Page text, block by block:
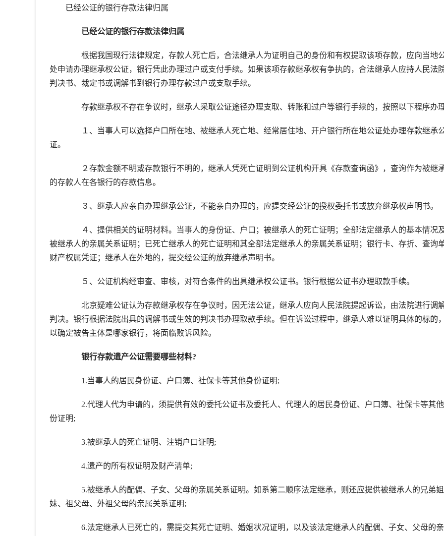
已经公证的银行存款法律归属
已经公证的银行存款法律归属
根据我国现行法律规定，存款人死亡后，合法继承人为证明自己的身份和有权提取该项存款，应向当地
处申请办理继承权公证，银行凭此办理过户或支付手续。如果该项存款继承权有争执的，合法继承人应持人民法
判决书、裁定书或调解书到银行办理存款过户或支取手续。
存款继承权不存在争议时，继承人采取公证途径办理支取、转账和过户等银行手续的，按照以下程序办理
１、当事人可以选择户口所在地、被继承人死亡地、经常居住地、开户银行所在地公证处办理存款继承
证。
２存款金额不明或存款银行不明的，继承人凭死亡证明到公证机构开具《存款查询函》，查询作为被继
的存款人在各银行的存款信息。
３、继承人应亲自办理继承公证，不能亲自办理的，应提交经公证的授权委托书或放弃继承权声明书。
４、提供相关的证明材料。当事人的身份证、户口；被继承人的死亡证明；全部法定继承人的基本情况
被继承人的亲属关系证明；已死亡继承人的死亡证明和其全部法定继承人的亲属关系证明；银行卡、存折、查询
财产权属凭证；继承人在外地的，提交经公证的放弃继承声明书。
５、公证机构经审查、审核，对符合条件的出具继承权公证书。银行根据公证书办理取款手续。
北京疑难公证认为存款继承权存在争议时，因无法公证，继承人应向人民法院提起诉讼，由法院进行调
判决。银行根据法院出具的调解书或生效的判决书办理取款手续。但在诉讼过程中，继承人难以证明具体的标的
以确定被告主体是哪家银行，将面临败诉风险。
银行存款遗产公证需要哪些材料?
1.当事人的居民身份证、户口簿、社保卡等其他身份证明;
2.代理人代为申请的，须提供有效的委托公证书及委托人、代理人的居民身份证、户口簿、社保卡等其
份证明;
3.被继承人的死亡证明、注销户口证明;
4.遗产的所有权证明及财产清单;
5.被继承人的配偶、子女、父母的亲属关系证明。如系第二顺序法定继承，则还应提供被继承人的兄弟姐
妹、祖父母、外祖父母的亲属关系证明;
6.法定继承人已死亡的，需提交其死亡证明、婚姻状况证明，以及该法定继承人的配偶、子女、父母的